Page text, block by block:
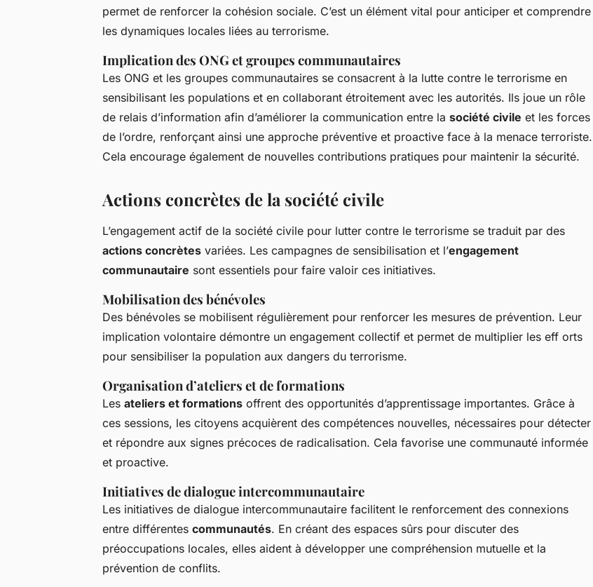
permet de renforcer la cohésion sociale. C’est un élément vital pour anticiper et comprendre
les dynamiques locales liées au terrorisme.
Implication des ONG et groupes communautaires
Les ONG et les groupes communautaires se consacrent à la lutte contre le terrorisme en
sensibilisant les populations et en collaborant étroitement avec les autorités. Ils joue un rôle
de relais d’information afin d’améliorer la communication entre la société civile et les forces
de l’ordre, renforçant ainsi une approche préventive et proactive face à la menace terroriste.
Cela encourage également de nouvelles contributions pratiques pour maintenir la sécurité.
Actions concrètes de la société civile
L’engagement actif de la société civile pour lutter contre le terrorisme se traduit par des
actions concrètes variées. Les campagnes de sensibilisation et l’engagement
communautaire sont essentiels pour faire valoir ces initiatives.
Mobilisation des bénévoles
Des bénévoles se mobilisent régulièrement pour renforcer les mesures de prévention. Leur
implication volontaire démontre un engagement collectif et permet de multiplier les eff orts
pour sensibiliser la population aux dangers du terrorisme.
Organisation d’ateliers et de formations
Les ateliers et formations offrent des opportunités d’apprentissage importantes. Grâce à
ces sessions, les citoyens acquièrent des compétences nouvelles, nécessaires pour détecter
et répondre aux signes précoces de radicalisation. Cela favorise une communauté informée
et proactive.
Initiatives de dialogue intercommunautaire
Les initiatives de dialogue intercommunautaire facilitent le renforcement des connexions
entre différentes communautés. En créant des espaces sûrs pour discuter des
préoccupations locales, elles aident à développer une compréhension mutuelle et la
prévention de conflits.